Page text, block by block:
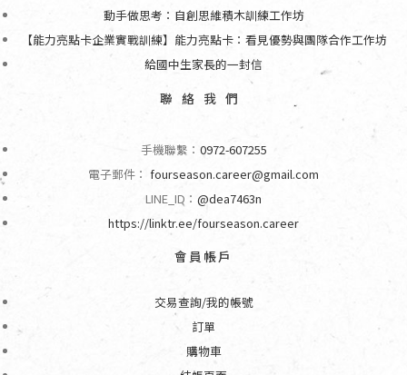
動手做思考：自創思維積木訓練工作坊
【能力亮點卡企業實戰訓練】能力亮點卡：看見優勢與團隊合作工作坊
給國中生家長的一封信
聯絡我們
手機聯繫： 0972-607255
電子郵件： fourseason.career@gmail.com
LINE_ID： @dea7463n
https://linktr.ee/fourseason.career
會員帳戶
交易查詢/我的帳號
訂單
購物車